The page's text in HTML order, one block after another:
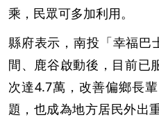
乘，民眾可多加利用。
縣府表示，南投「幸福巴
間、鹿谷啟動後，目前已
次達4.7萬，改善偏鄉長
題，也成為地方居民外出